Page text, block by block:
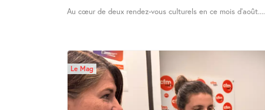
Au cœur de deux rendez-vous culturels en ce mois d’août....
Le Mag